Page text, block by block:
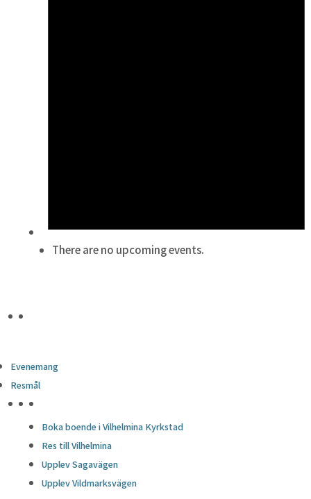
There are no upcoming events.
Evenemang
Resmål
Boka boende i Vilhelmina Kyrkstad
Res till Vilhelmina
Upplev Sagavägen
Upplev Vildmarksvägen